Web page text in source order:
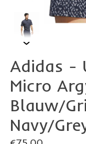
Adidas -
Micro
Blauw/
Navy/